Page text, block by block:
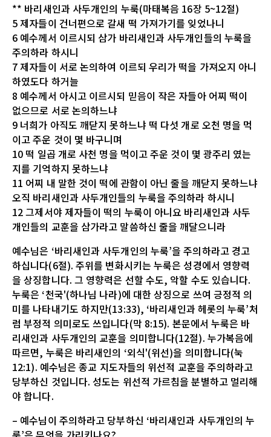
** 바리새인과 사두개인의 누룩(마태복음 16장 5~12절)
5 제자들이 건너편으로 갈새 떡 가져가기를 잊었나니
6 예수께서 이르시되 삼가 바리새인과 사두개인들의 누룩을
주의하라 하시니
7 제자들이 서로 논의하여 이르되 우리가 떡을 가져오지 아니
하였도다 하거늘
8 예수께서 아시고 이르시되 믿음이 작은 자들아 어찌 떡이
없으므로 서로 논의하느냐
9 너희가 아직도 깨닫지 못하느냐 떡 다섯 개로 오천 명을 먹
이고 주운 것이 몇 바구니며
10 떡 일곱 개로 사천 명을 먹이고 주운 것이 몇 광주리 였는
지를 기억하지 못하느냐
11 어찌 내 말한 것이 떡에 관함이 아닌 줄을 깨닫지 못하느냐
오직 바리새인과 사두개인들의 누룩을 주의하라 하시니
12 그제서야 제자들이 떡의 누룩이 아니요 바리새인과 사두
개인들의 교훈을 삼가라고 말씀하신 줄을 깨달으니라
예수님은 ‘바리새인과 사두개인의 누룩’을 주의하라고 경고
하십니다(6절). 주위를 변화시키는 누룩은 성경에서 영향력
을 상징합니다. 그 영향력은 선할 수도, 악할 수도 있습니다.
누룩은 ‘천국'(하나님 나라)에 대한 상징으로 쓰여 긍정적 의
미를 나타내기도 하지만(13:33), ‘바리새인과 헤롯의 누룩’처
럼 부정적 의미로도 쓰입니다(막 8:15). 본문에서 누룩은 바
리새인과 사두개인의 교훈을 의미합니다(12절). 누가복음에
따르면, 누룩은 바리새인의 ‘외식'(위선)을 의미합니다(눅
12:1). 예수님은 종교 지도자들의 위선적 교훈을 주의하라고
당부하신 것입니다. 성도는 위선적 가르침을 분별하고 멀리해
야 합니다.
– 예수님이 주의하라고 당부하신 ‘바리새인과 사두개인의 누